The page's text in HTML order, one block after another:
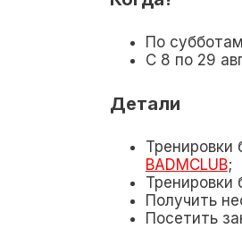
По
С 8 по 29
Детали
Тренировки
BADMCLUB;
Тренировки
Получить
Посетить